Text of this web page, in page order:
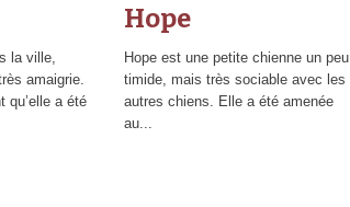
la ville,
amaigrie.
qu’elle a été
Hope
Hope est une petite chienne un peu
timide, mais très sociable avec les
autres chiens. Elle a été amenée
au...